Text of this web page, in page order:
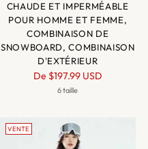
CHAUDE ET IMPERMÉABLE
POUR HOMME ET FEMME,
COMBINAISON DE
SNOWBOARD, COMBINAISON
D'EXTÉRIEUR
Prix
normal
De $197.99 USD
6 taille
VENTE